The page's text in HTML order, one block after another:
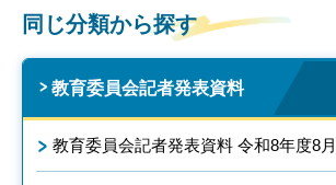
同じ分類から探す
教育委員会記者発表資料
教育委員会記者発表資料 令和8年度8